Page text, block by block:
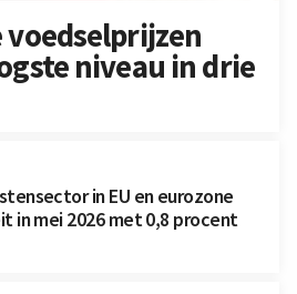
niveau in drie
in EU en eurozone
in mei 2026 met 0,8 procent